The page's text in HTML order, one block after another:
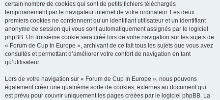
certain nombre de cookies qui sont de petits fichiers téléchargés
temporairement par le navigateur internet de votre ordinateur. Les deux
premiers cookies ne contiennent qu’un identifiant utilisateur et un identifiant
anonyme de session qui vous sont automatiquement assignés par le logiciel
phpBB. Un troisième cookie sera créé lors de votre navigation sur les sujets de
« Forum de Cup In Europe », archivant de ce fait tous les sujets que vous avez
consultés et permettant d’améliorer votre confort de navigation en tant
qu’utilisateur.
Lors de votre navigation sur « Forum de Cup In Europe », nous pouvons
également créer une quatrième sorte de cookies, externes au document qui
est prévu pour couvrir uniquement les pages créées par le logiciel phpBB. La